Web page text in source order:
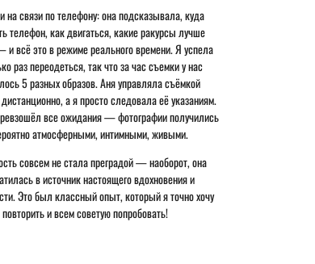
связи по телефону: она подсказывала, куда
телефон, как двигаться, какие ракурсы лучше
всё это в режиме реального времени. Я успела
раз переодеться, так что за час съемки у нас
5 разных образов. Аня управляла съёмкой
а я просто следовала её указаниям.
все ожидания — фотографии получились
атмосферными, интимными, живыми.
совсем не стала преградой — наоборот, она
в источник настоящего вдохновения и
Это был классный опыт, который я точно хочу
повторить и всем советую попробовать!